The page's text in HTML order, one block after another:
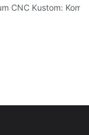
Inovasi Industri
CNC Kustom: